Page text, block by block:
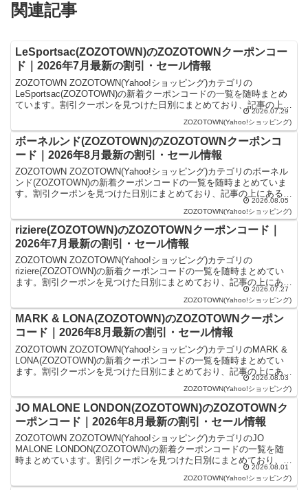
関連記事
LeSportsac(ZOZOTOWN)のZOZOTOWNクーポンコー
ド｜2026年7月最新の割引・セール情報
ZOZOTOWN ZOZOTOWN(Yahoo!ショッピング)カテゴリの
LeSportsac(ZOZOTOWN)の新着クーポンコードの一覧を随時まとめ
ています。割引クーポンを見つけた日別にまとめており、記事の上に
2026.07.29
ZOZOTOWN(Yahoo!ショッピング)
ボーネルンド(ZOZOTOWN)のZOZOTOWNクーポンコ
ード｜2026年8月最新の割引・セール情報
ZOZOTOWN ZOZOTOWN(Yahoo!ショッピング)カテゴリのボーネル
ンド(ZOZOTOWN)の新着クーポンコードの一覧を随時まとめていま
す。割引クーポンを見つけた日別にまとめており、記事の上にあるも
2026.08.05
ZOZOTOWN(Yahoo!ショッピング)
riziere(ZOZOTOWN)のZOZOTOWNクーポンコード｜
2026年7月最新の割引・セール情報
ZOZOTOWN ZOZOTOWN(Yahoo!ショッピング)カテゴリの
riziere(ZOZOTOWN)の新着クーポンコードの一覧を随時まとめてい
ます。割引クーポンを見つけた日別にまとめており、記事の上にある
2026.07.27
ZOZOTOWN(Yahoo!ショッピング)
MARK & LONA(ZOZOTOWN)のZOZOTOWNクーポン
コード｜2026年8月最新の割引・セール情報
ZOZOTOWN ZOZOTOWN(Yahoo!ショッピング)カテゴリのMARK &
LONA(ZOZOTOWN)の新着クーポンコードの一覧を随時まとめてい
ます。割引クーポンを見つけた日別にまとめており、記事の上にある
2026.08.03
ZOZOTOWN(Yahoo!ショッピング)
JO MALONE LONDON(ZOZOTOWN)のZOZOTOWNク
ーポンコード｜2026年8月最新の割引・セール情報
ZOZOTOWN ZOZOTOWN(Yahoo!ショッピング)カテゴリのJO
MALONE LONDON(ZOZOTOWN)の新着クーポンコードの一覧を随
時まとめています。割引クーポンを見つけた日別にまとめており、記
2026.08.01
ZOZOTOWN(Yahoo!ショッピング)